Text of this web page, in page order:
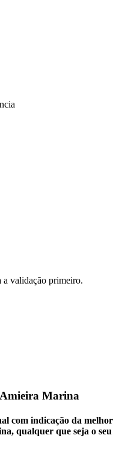
a validação primeiro.
Marina
com indicação da melhor
qualquer que seja o seu